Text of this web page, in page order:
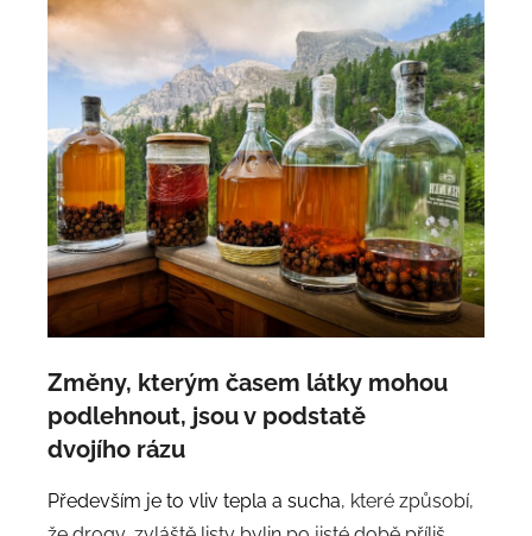
Změny, kterým časem látky mohou
podlehnout, jsou v podstatě
dvojího rázu
Především je to vliv tepla a sucha, které způsobí,